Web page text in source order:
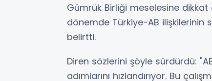
Gümrük Birliği meselesine dikkat
dönemde Türkiye-AB
belirtti.
Diren sözlerini şöyle sürdürdü:
adımlarını hızlandırıyor. Bu